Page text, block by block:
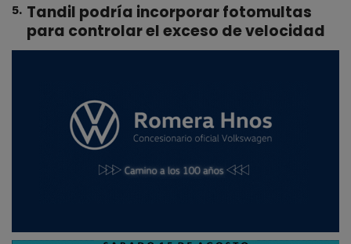
5. Tandil podría incorporar fotomultas
para controlar el exceso de velocidad